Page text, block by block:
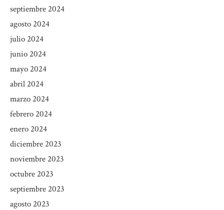
septiembre 2024
agosto 2024
julio 2024
junio 2024
mayo 2024
abril 2024
marzo 2024
febrero 2024
enero 2024
diciembre 2023
noviembre 2023
octubre 2023
septiembre 2023
agosto 2023